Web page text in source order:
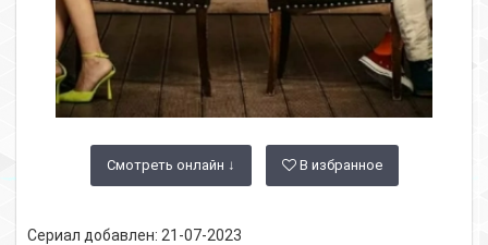
Смотреть онлайн ↓ В избранное
Сериал добавлен: 21-07-2023